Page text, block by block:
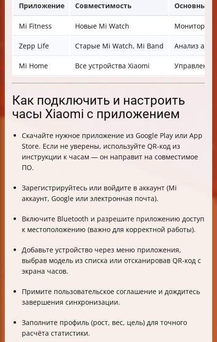
Приложение Совместимость Основные
Mi Fitness Новые Mi Watch
Zepp Life Старые Mi Watch, Mi Band Анализ
Mi Home Все устройства Xiaomi
Как подключить и настроить
часы Xiaomi с приложением
Скачайте нужное приложение из Google Play или App
Store. Если не уверены, используйте QR-код из
инструкции к часам — он направит на совместимое
ПО.
Зарегистрируйтесь или войдите в аккаунт (Mi
аккаунт, Google или электронная почта).
Включите Bluetooth и разрешите приложению доступ
к местоположению (важно для корректной работы).
Добавьте устройство через меню приложения,
выбрав модель из списка или отсканировав QR-код с
экрана часов.
Примите пользовательское соглашение и дождитесь
завершения синхронизации.
Заполните профиль (рост, вес, цель) для точного
расчёта статистики.